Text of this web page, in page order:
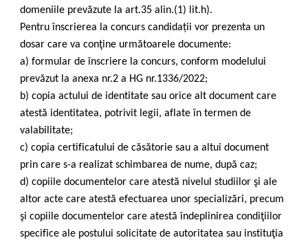
domeniile prevăzute la art.35 alin.(1) lit.h).
Pentru înscrierea la concurs candidații vor prezenta un
dosar care va conţine următoarele documente:
a) formular de înscriere la concurs, conform modelului
prevăzut la anexa nr.2 a HG nr.1336/2022;
b) copia actului de identitate sau orice alt document care
atestă identitatea, potrivit legii, aflate în termen de
valabilitate;
c) copia certificatului de căsătorie sau a altui document
prin care s-a realizat schimbarea de nume, după caz;
d) copiile documentelor care atestă nivelul studiilor şi ale
altor acte care atestă efectuarea unor specializări, precum
şi copiile documentelor care atestă îndeplinirea condiţiilor
specifice ale postului solicitate de autoritatea sau instituţia